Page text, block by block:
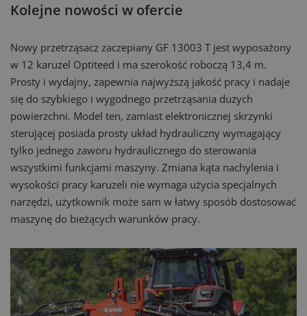
Kolejne nowości w ofercie
Nowy przetrząsacz zaczepiany GF 13003 T jest wyposażony
w 12 karuzel Optiteed i ma szerokość roboczą 13,4 m.
Prosty i wydajny, zapewnia najwyższą jakość pracy i nadaje
się do szybkiego i wygodnego przetrząsania dużych
powierzchni. Model ten, zamiast elektronicznej skrzynki
sterującej posiada prosty układ hydrauliczny wymagający
tylko jednego zaworu hydraulicznego do sterowania
wszystkimi funkcjami maszyny. Zmiana kąta nachylenia i
wysokości pracy karuzeli nie wymaga użycia specjalnych
narzędzi, użytkownik może sam w łatwy sposób dostosować
maszynę do bieżących warunków pracy.